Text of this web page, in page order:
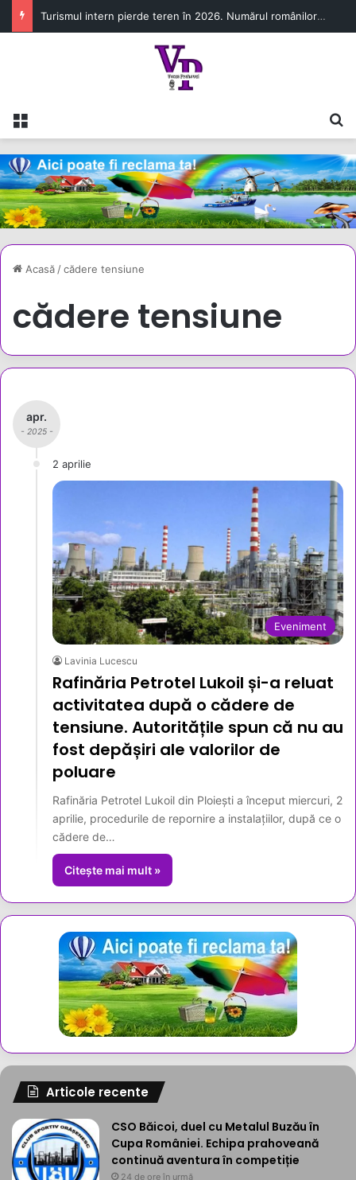
Turismul intern pierde teren în 2026. Numărul românilor cazați în unitățile turistice a scăzut cu 6,8% în primul semestru
Meniu
Acasă/cădere tensiune
cădere tensiune
apr.
- 2025 -
2 aprilie
Eveniment
Lavinia Lucescu
Rafinăria Petrotel Lukoil și-a reluat
activitatea după o cădere de
tensiune. Autoritățile spun că nu au
fost depășiri ale valorilor de
poluare
Rafinăria Petrotel Lukoil din Ploiești a început miercuri, 2
aprilie, procedurile de repornire a instalațiilor, după ce o
cădere de…
Citește mai mult »
Articole recente
CSO Băicoi, duel cu Metalul Buzău în
Cupa României. Echipa prahoveană
continuă aventura în competiție
24 de ore în urmă